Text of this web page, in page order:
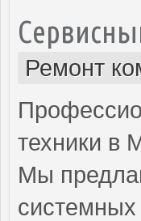
Ремонт
техники в
Мы